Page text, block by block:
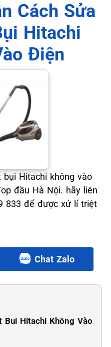
Cách Sửa
Hitachi
Điện
Hitachi không vào
đầu Hà Nội. hãy liên
833 để được xứ lí triệt
Chat Zalo
Bui Hitachi Không Vào